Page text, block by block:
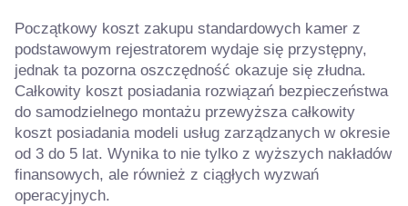
Początkowy koszt zakupu standardowych kamer z
podstawowym rejestratorem wydaje się przystępny,
jednak ta pozorna oszczędność okazuje się złudna.
Całkowity koszt posiadania rozwiązań bezpieczeństwa
do samodzielnego montażu przewyższa całkowity
koszt posiadania modeli usług zarządzanych w okresie
od 3 do 5 lat. Wynika to nie tylko z wyższych nakładów
finansowych, ale również z ciągłych wyzwań
operacyjnych.